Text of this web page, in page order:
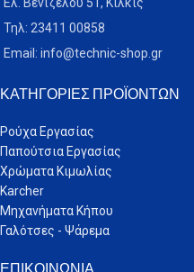
Τηλ: 23411 00858
Email: info@technic-shop.gr
ΚΑΤΗΓΟΡΊΕΣ ΠΡΟΪΌΝΤΩΝ
Ρούχα Εργασίας
Παπούτσια Εργασίας
Χρώματα Κιμωλίας
Karcher
Μηχανήματα Κήπου
Γαλότσες - Ψάρεμα
ΕΠΙΚΟΙΝΩΝΊΑ